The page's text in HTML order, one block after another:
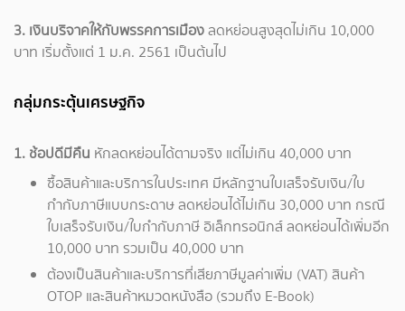
3. เงินบริจาคให้กับพรรคการเมืองลดหย่อนสูงสุดไม่เกิน 10,000
บาท เริ่มตั้งแต่ 1 ม.ค. 2561 เป็นต้นไป
กลุ่มกระตุ้นเศรษฐกิจ
1. ช้อปดีมีคืน หักลดหย่อนได้ตามจริง แต่ไม่เกิน 40,000 บาท
ซื้อสินค้าและบริการในประเทศ มีหลักฐานใบเสร็จรับเงิน/ใบ
กำกับภาษีแบบกระดาษ ลดหย่อนได้ไม่เกิน 30,000 บาท กรณี
ใบเสร็จรับเงิน/ใบกำกับภาษี อิเล็กทรอนิกส์ ลดหย่อนได้เพิ่มอีก
10,000 บาท รวมเป็น 40,000 บาท
ต้องเป็นสินค้าและบริการที่เสียภาษีมูลค่าเพิ่ม (VAT) สินค้า
OTOP และสินค้าหมวดหนังสือ (รวมถึง E-Book)